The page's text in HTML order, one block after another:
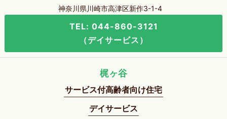
神奈川県川崎市高津区新作3-1-4
TEL: 044-860-3121
（デイサービス）
梶ヶ谷
サービス付高齢者向け住宅
デイサービス